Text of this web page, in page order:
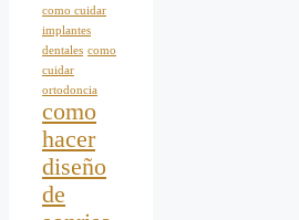
como cuidar
implantes
dentales como
cuidar
ortodoncia
como
hacer
diseño
de